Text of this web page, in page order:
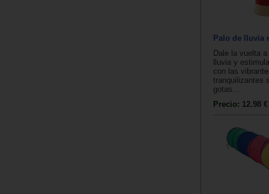
Palo de lluvia
Dale la vuelta
lluvia y
con las
tranquilizantes
gotas...
Precio: 12.98 €